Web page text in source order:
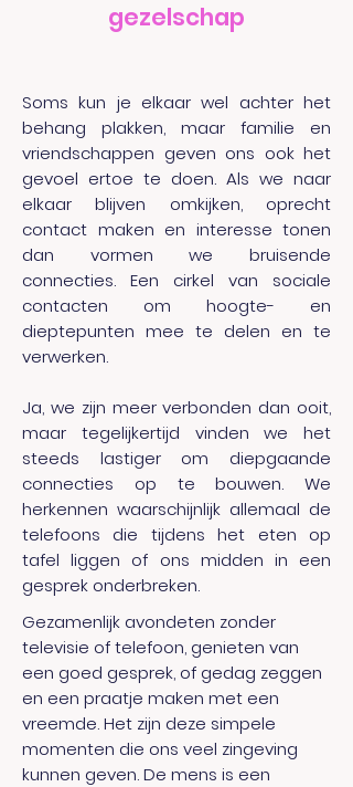
gezelschap
Soms kun je elkaar wel achter het
behang plakken, maar familie en
vriendschappen geven ons ook het
gevoel ertoe te doen. Als we naar
elkaar blijven omkijken, oprecht
contact maken en interesse tonen
dan vormen we bruisende
connecties. Een cirkel van sociale
contacten om hoogte- en
dieptepunten mee te delen en te
verwerken.
Ja, we zijn meer verbonden dan ooit,
maar tegelijkertijd vinden we het
steeds lastiger om diepgaande
connecties op te bouwen. We
herkennen waarschijnlijk allemaal de
telefoons die tijdens het eten op
tafel liggen of ons midden in een
gesprek onderbreken.
Gezamenlijk avondeten zonder
televisie of telefoon, genieten van
een goed gesprek, of gedag zeggen
en een praatje maken met een
vreemde. Het zijn deze simpele
momenten die ons veel zingeving
kunnen geven. De mens is een